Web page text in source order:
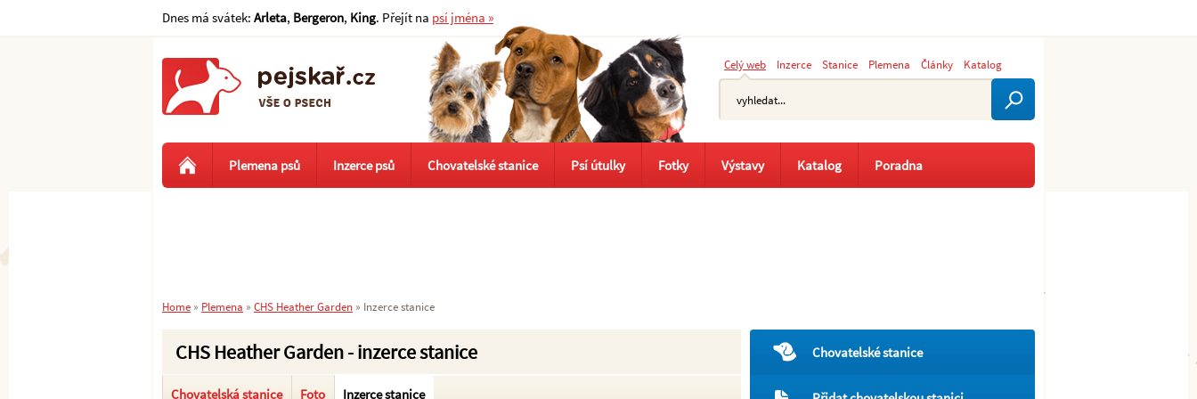
CHS Heather Garden - inzerce stanice
Chovatelská stanice Foto Inzerce stanice
Chovatelské stanice
Celý web Inzerce Stanice Plemena Články Katalog
Plemena psů Inzerce psů Chovatelské stanice Psí útulky Fotky Výstavy Katalog Poradna
Home » Plemena » CHS Heather Garden » Inzerce stanice
Dnes má svátek: Arleta, Bergeron, King. Přejít na psí jména »